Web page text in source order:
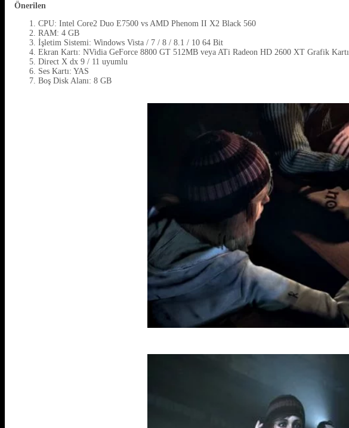
Önerilen
CPU: Intel Core2 Duo E7500 vs AMD Phenom II X2 Black 560
RAM: 4 GB
İşletim Sistemi: Windows Vista / 7 / 8 / 8.1 / 10 64 Bit
Ekran Kartı: NVidia GeForce 8800 GT 512MB veya ATi Radeon HD 2600 XT Grafik Kartı
Direct X dx 9 / 11 uyumlu
Ses Kartı: YAS
Boş Disk Alanı: 8 GB